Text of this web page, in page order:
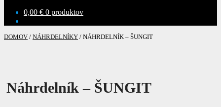
0,00 € 0 produktov
DOMOV / NÁHRDELNÍKY / NÁHRDELNÍK – ŠUNGIT
Náhrdelník – ŠUNGIT